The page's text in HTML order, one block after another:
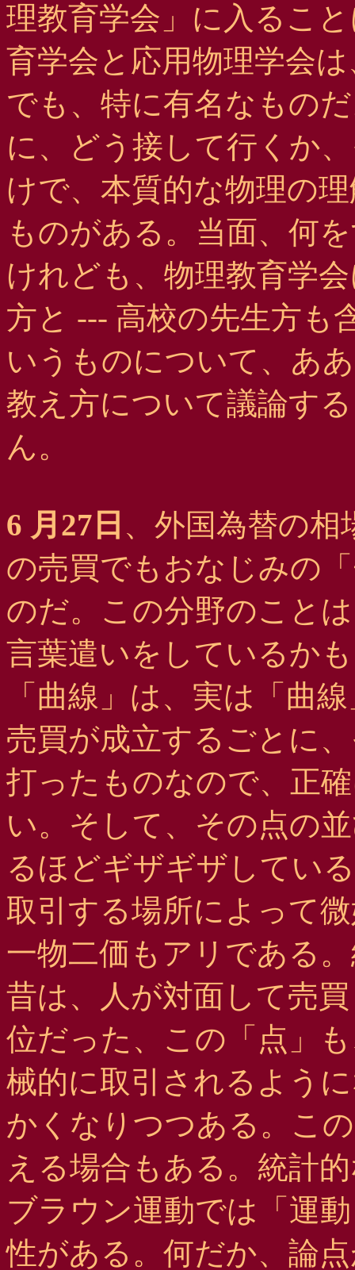
理教育学会」に入るこ
育学会と応用物理学会
でも、特に有名なもの
に、どう接して行くか
けで、本質的な物理の
ものがある。当面、何
けれども、物理教育学
方と --- 高校の先生方も
いうものについて、あ
教え方について議論す
ん。
6 月27日 、外国為替の
の売買でもおなじみの
のだ。この分野のこと
言葉遣いをしているか
「曲線」は、実は「曲
売買が成立するごとに
打ったものなので、正
い。そして、その点の
るほどギザギザしてい
取引する場所によって
一物二価もアリである
昔は、人が対面して売
位だった、この「点」
械的に取引されるよう
かくなりつつある。こ
える場合もある。統計
ブラウン運動では「運
性がある。何だか、論